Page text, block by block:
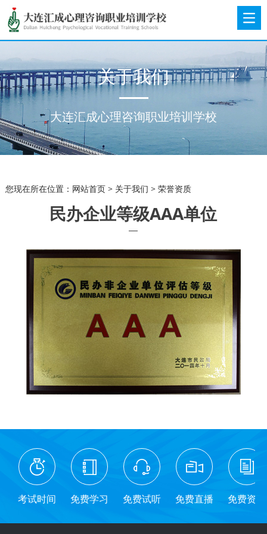
关于我们
大连汇成心理咨询职业培训学校
您现在所在位置： 网站首页> 关于我们 > 荣誉资质
民办企业等级AAA单位
考试时间 免费学习 免费试听 免费直播 免费资料